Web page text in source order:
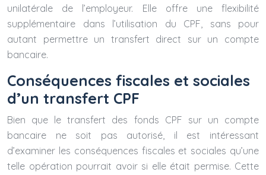
unilatérale de l’employeur. Elle offre une flexibilité
supplémentaire dans l’utilisation du CPF, sans pour
autant permettre un transfert direct sur un compte
bancaire.
Conséquences fiscales et sociales
d’un transfert CPF
Bien que le transfert des fonds CPF sur un compte
bancaire ne soit pas autorisé, il est intéressant
d’examiner les conséquences fiscales et sociales qu’une
telle opération pourrait avoir si elle était permise. Cette